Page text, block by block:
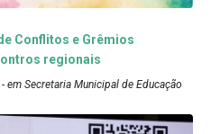
Conflitos e Grêmios
regionais
Secretaria Municipal de Educação